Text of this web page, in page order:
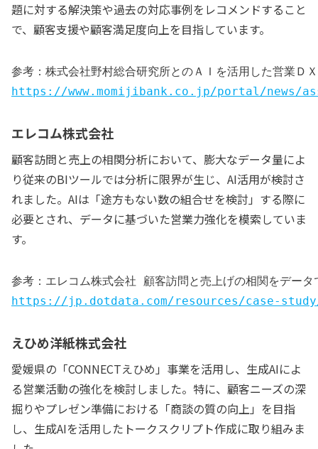
題に対する解決策や過去の対応事例をレコメンドすること
で、顧客支援や顧客満足度向上を目指しています。
参考：株式会社野村総合研究所とのＡＩを活用した営業Ｄ
https://www.momijibank.co.jp/portal/news/
エレコム株式会社
顧客訪問と売上の相関分析において、膨大なデータ量によ
り従来のBIツールでは分析に限界が生じ、AI活用が検討さ
れました。AIは「途方もない数の組合せを検討」する際に
必要とされ、データに基づいた営業力強化を模索していま
す。
参考：エレコム株式会社 顧客訪問と売上げの相関をデー
https://jp.dotdata.com/resources/case-
えひめ洋紙株式会社
愛媛県の「CONNECTえひめ」事業を活用し、生成AIによ
る営業活動の強化を検討しました。特に、顧客ニーズの深
掘りやプレゼン準備における「商談の質の向上」を目指
し、生成AIを活用したトークスクリプト作成に取り組みま